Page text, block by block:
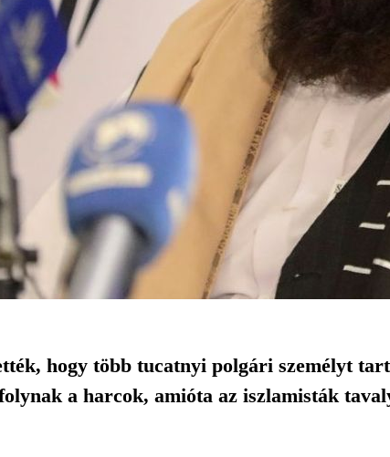
hogy több tucatnyi polgári személyt
a harcok, amióta az iszlamisták